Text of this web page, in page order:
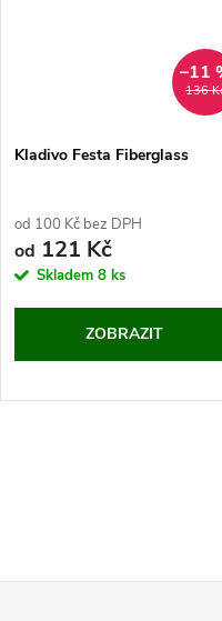
136
–11
Kladivo Festa Fiberglass
od 100 Kč bez DPH
od 121 Kč
Skladem 8 ks
ZOBRAZIT